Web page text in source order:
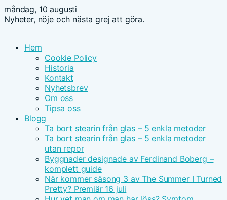
måndag, 10 augusti
Nyheter, nöje och nästa grej att göra.
Hem
Cookie Policy
Historia
Kontakt
Nyhetsbrev
Om oss
Tipsa oss
Blogg
Ta bort stearin från glas – 5 enkla metoder
Ta bort stearin från glas – 5 enkla metoder
utan repor
Byggnader designade av Ferdinand Boberg –
komplett guide
När kommer säsong 3 av The Summer I Turned
Pretty? Premiär 16 juli